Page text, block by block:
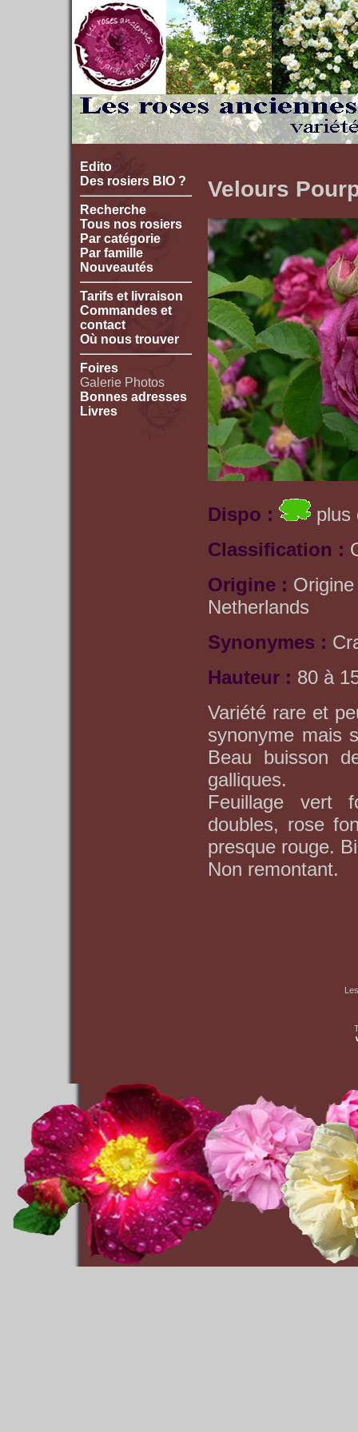
Edito
Des rosiers BIO ?
Recherche
Tous nos rosiers
Par catégorie
Par famille
Nouveautés
Tarifs et livraison
Commandes et
contact
Où nous trouver
Foires
Galerie Photos
Bonnes adresses
Livres
Velours
Dispo :
plus
Classification :
Origine :
Netherlands
Synonymes :
Hauteur : 80 à
Variété rare et
synonyme mais
Beau buisson
galliques.
Feuillage vert
doubles, rose
presque rouge.
Non remontant.